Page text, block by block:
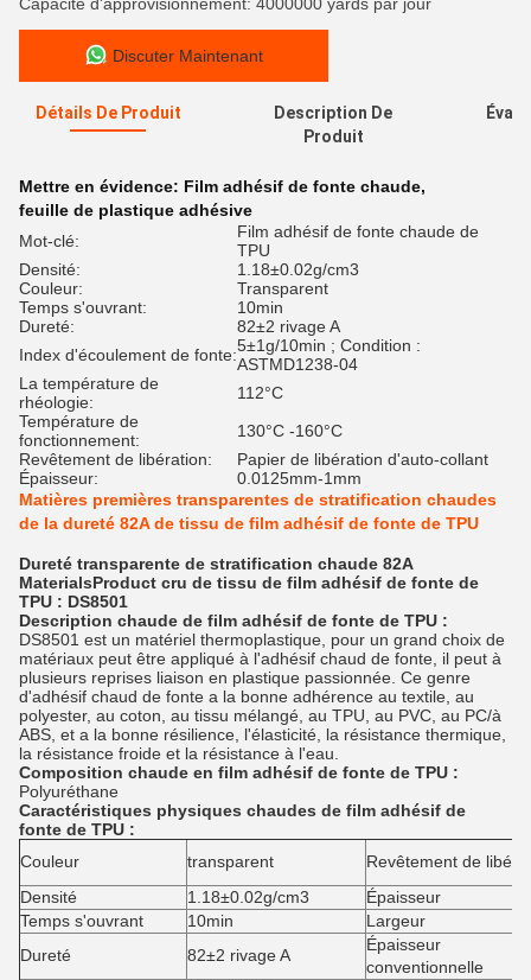
Discuter Maintenant
Détails De Produit
Description De
Produit
Mettre en évidence: Film adhésif de fonte chaude,
feuille de plastique adhésive
Mot-clé:
Film adhésif de fonte chaude de
TPU
Densité:
1.18±0.02g/cm3
Couleur:
Transparent
Temps s'ouvrant:
10min
Dureté:
82±2 rivage A
Index d'écoulement de fonte:5±1g/10min ; Condition :
ASTMD1238-04
La température de
rhéologie:
112°C
Température de
fonctionnement:
130°C -160°C
Revêtement de libération:
Papier de libération d'auto-collant
Épaisseur:
0.0125mm-1mm
Matières premières transparentes de stratification chaudes
de la dureté 82A de tissu de film adhésif de fonte de TPU
Dureté transparente de stratification chaude 82A
MaterialsProduct cru de tissu de film adhésif de fonte de
TPU : DS8501
Description chaude de film adhésif de fonte de TPU :
DS8501 est un matériel thermoplastique, pour un grand choix de
matériaux peut être appliqué à l'adhésif chaud de fonte, il peut à
plusieurs reprises liaison en plastique passionnée. Ce genre
d'adhésif chaud de fonte a la bonne adhérence au textile, au
polyester, au coton, au tissu mélangé, au TPU, au PVC, au PC/à
ABS, et a la bonne résilience, l'élasticité, la résistance thermique,
la résistance froide et la résistance à l'eau.
Composition chaude en film adhésif de fonte de TPU :
Polyuréthane
Caractéristiques physiques chaudes de film adhésif de
fonte de TPU :
Couleur
transparent
Revêtement de
Densité
1.18±0.02g/cm3
Épaisseur
Temps s'ouvrant
10min
Largeur
Dureté
82±2 rivage A
Épaisseur
conventionnelle